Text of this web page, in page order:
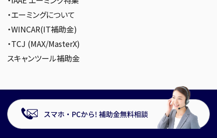
・エーミングについて
・WINCAR(IT補助金)
・TCJ (MAX/MasterX)
スキャンツール補助金